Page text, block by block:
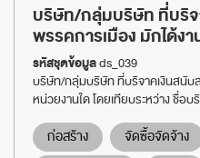
บริษัท/กลุ่มบริษัท ที่บริ
พรรคการเมือง มักได้ง
รหัสชุดข้อมูลds_039
บริษัท/กลุ่มบริษัท ที่บริจาคเงินสนับ
หน่วยงานใด โดยเทียบระหว่าง ชื่อ
ก่อสร้าง จัดซื้อจัดจ้าง